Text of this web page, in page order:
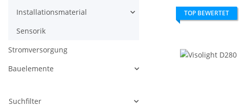
TOP BEWERTET
Installationsmaterial
Sensorik
Stromversorgung
Bauelemente
Suchfilter